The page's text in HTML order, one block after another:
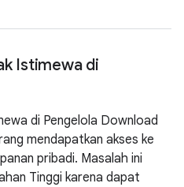
Istimewa di
di Pengelola Download
mendapatkan akses ke
pribadi. Masalah ini
Tinggi karena dapat